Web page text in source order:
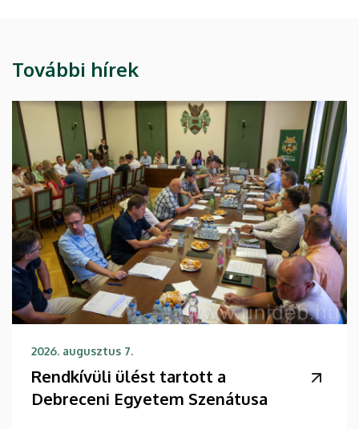
További hírek
2026. augusztus 7.
Rendkívüli ülést tartott a
Debreceni Egyetem Szenátusa